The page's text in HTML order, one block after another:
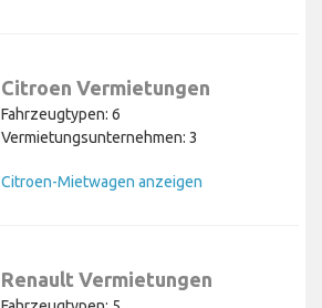
Citroen Vermietungen
Fahrzeugtypen: 6
Vermietungsunternehmen: 3
Citroen-Mietwagen anzeigen
Renault Vermietungen